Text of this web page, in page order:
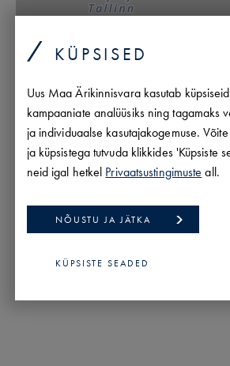
KÜPSISED
Uus Maa Ärikinnisvara kasutab
kampaaniate analüüsiks ning tagamaks
ja individuaalse kasutajakogemuse.
ja küpsistega tutvuda klikkides 'Küpsiste
neid igal hetkel Privaatsustingimuste all.
NÕUSTU JA JÄTKA
KÜPSISTE SEADEDMapLibre